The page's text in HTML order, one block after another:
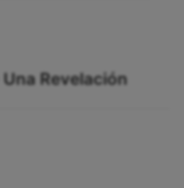
Revelación